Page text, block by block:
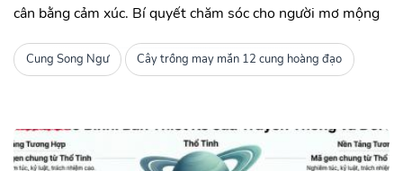
cân bằng cảm xúc. Bí quyết chăm sóc cho người mơ mộng
Cung Song Ngư Cây trồng may mắn 12 cung hoàng đạo